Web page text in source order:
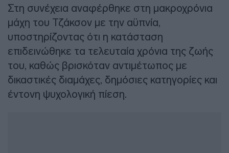
Στη συνέχεια αναφέρθηκε στη μακροχρόνια
μάχη του Τζάκσον με την αϋπνία,
υποστηρίζοντας ότι η κατάσταση
επιδεινώθηκε τα τελευταία χρόνια της ζωής
του, καθώς βρισκόταν αντιμέτωπος με
δικαστικές διαμάχες, δημόσιες κατηγορίες και
έντονη ψυχολογική πίεση.